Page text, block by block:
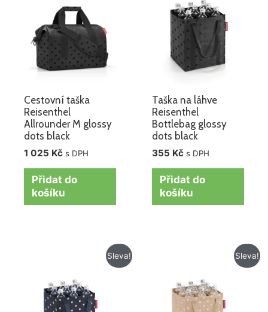
Cestovní taška
Reisenthel
Allrounder M glossy
dots black
1 025 Kč s DPH
Přidat do
košíku
Taška na láhve
Reisenthel
Bottlebag glossy
dots black
355 Kč s DPH
Přidat do
košíku
Sleva!
355 Kč.
Aktuální
cena
Sleva!
355 Kč.
Aktuální
cena